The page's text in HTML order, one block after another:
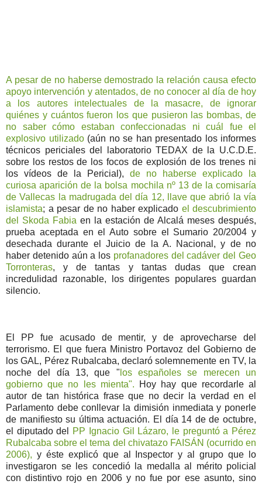
A pesar de no haberse demostrado la relación causa efecto
apoyo intervención y atentados, de no conocer al día de hoy
a los autores intelectuales de la masacre, de ignorar
quiénes y cuántos fueron los que pusieron las bombas, de
no saber cómo estaban confeccionadas ni cuál fue el
explosivo utilizado (aún no se han presentado los informes
técnicos periciales del laboratorio TEDAX de la U.C.D.E.
sobre los restos de los focos de explosión de los trenes ni
los vídeos de la Pericial), de no haberse explicado la
curiosa aparición de la bolsa mochila nº 13 de la comisaría
de Vallecas la madrugada del día 12, llave que abrió la vía
islamista; a pesar de no haber explicado el descubrimiento
del Skoda Fabia en la estación de Alcalá meses después,
prueba aceptada en el Auto sobre el Sumario 20/2004 y
desechada durante el Juicio de la A. Nacional, y de no
haber detenido aún a los profanadores del cadáver del Geo
Torronteras, y de tantas y tantas dudas que crean
incredulidad razonable, los dirigentes populares guardan
silencio.
El PP fue acusado de mentir, y de aprovecharse del
terrorismo. El que fuera Ministro Portavoz del Gobierno de
los GAL, Pérez Rubalcaba, declaró solemnemente en TV, la
noche del día 13, que " los españoles se merecen un
gobierno que no les mienta". Hoy hay que recordarle al
autor de tan histórica frase que no decir la verdad en el
Parlamento debe conllevar la dimisión inmediata y ponerle
de manifiesto su última actuación. El día 14 de de octubre,
el diputado del
PP Ignacio Gil Lázaro, le preguntó a Pérez
Rubalcaba sobre el tema del chivatazo FAISÁN (ocurrido en
2006), y éste explicó que al Inspector y al grupo que lo
investigaron se les concedió la medalla al mérito policial
con distintivo rojo en 2006 y no fue por ese asunto, sino